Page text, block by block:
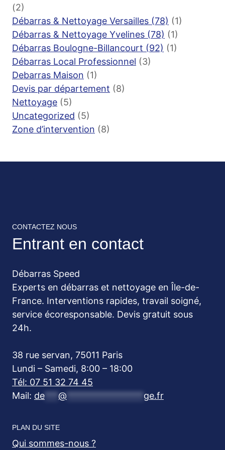
(2)
Débarras & Nettoyage Versailles (78) (1)
Débarras & Nettoyage Yvelines (78) (1)
Débarras Boulogne-Billancourt (92) (1)
Débarras Local Professionnel (3)
Debarras Maison (1)
Devis par département (8)
Nettoyage (5)
Uncategorized (5)
Zone d’intervention (8)
CONTACTEZ NOUS
Entrant en contact
Débarras Speed
Experts en débarras et nettoyage en Île-de-
France. Interventions rapides, travail soigné,
service écoresponsable. Devis gratuit sous
24h.
38 rue servan, 75011 Paris
Lundi – Samedi, 8:00 – 18:00
Tél: 07 51 32 74 45
Mail: de @ ge.fr
PLAN DU SITE
Qui sommes-nous ?